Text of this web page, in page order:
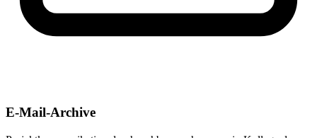
E-Mail-Archive